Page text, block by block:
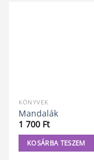
KÖNYVEK
Mandalák
1 700 Ft
KOSÁRBA TESZEM